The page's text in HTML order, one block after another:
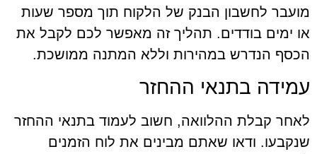
מועבר לחשבון הבנק של הלקוח תוך מספר שעות
או ימים בודדים. תהליך זה מאפשר לכם לקבל את
הכסף הנדרש במהירות וללא המתנה ממושכת.
עמידה בתנאי ההחזר
לאחר קבלת ההלוואה, חשוב לעמוד בתנאי ההחזר
שנקבעו. ודאו שאתם מבינים את לוח הזמנים